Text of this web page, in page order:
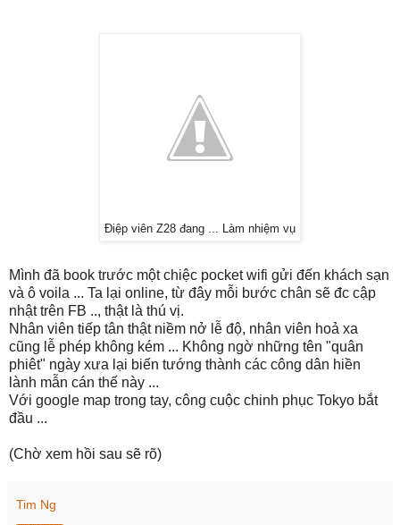
Điệp viên Z28 đang ... Làm nhiệm vụ
Mình đã book trước một chiệc pocket wifi gửi đến khách sạn
và ô voila ... Ta lại online, từ đây mỗi bước chân sẽ đc cập
nhật trên FB .., thật là thú vị.
Nhân viên tiếp tân thật niềm nở lễ độ, nhân viên hoả xa
cũng lễ phép không kém ... Không ngờ những tên "quân
phiêt" ngày xưa lại biến tướng thành các công dân hiền
lành mẫn cán thế này ...
Với google map trong tay, công cuộc chinh phục Tokyo bắt
đầu ...
(Chờ xem hồi sau sẽ rõ)
Tim Ng